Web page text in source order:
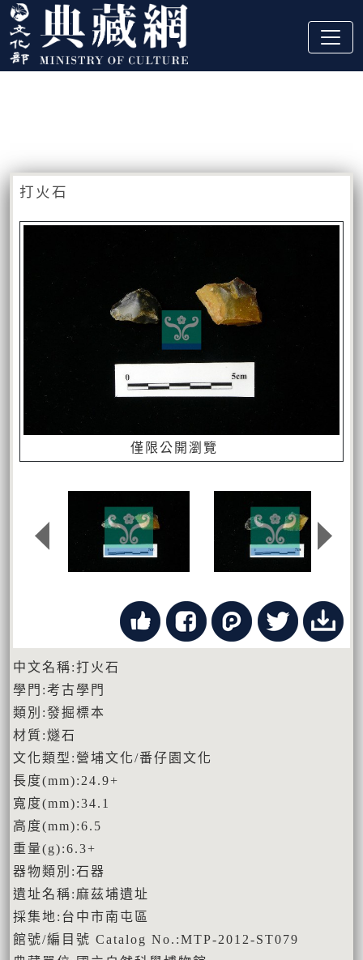
跳到主要內容
:::
打火石
僅限公開瀏覽
中文名稱:打火石
學門:考古學門
類別:發掘標本
材質:燧石
文化類型:營埔文化/番仔園文化
長度(mm):24.9+
寬度(mm):34.1
高度(mm):6.5
重量(g):6.3+
器物類別:石器
遺址名稱:麻茲埔遺址
採集地:台中市南屯區
館號/編目號 Catalog No.:MTP-2012-ST079